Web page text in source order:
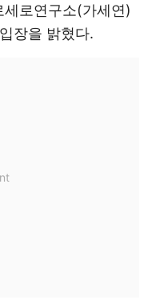
로연구소(가세연)
장을 밝혔다.